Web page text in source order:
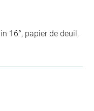
16°, papier de deuil,